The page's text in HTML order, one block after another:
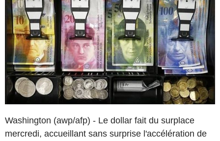
Washington (awp/afp) - Le dollar fait du surplace
mercredi, accueillant sans surprise l'accélération de